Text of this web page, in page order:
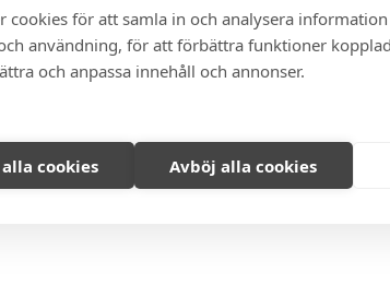
cookies för att samla in och analysera
användning, för att förbättra funktioner
och anpassa innehåll och annonser.
cookies Avböj alla cookies
UPP!
3 RUM 7 295 000 KR
LYNGSÅSA 11
79 KVM